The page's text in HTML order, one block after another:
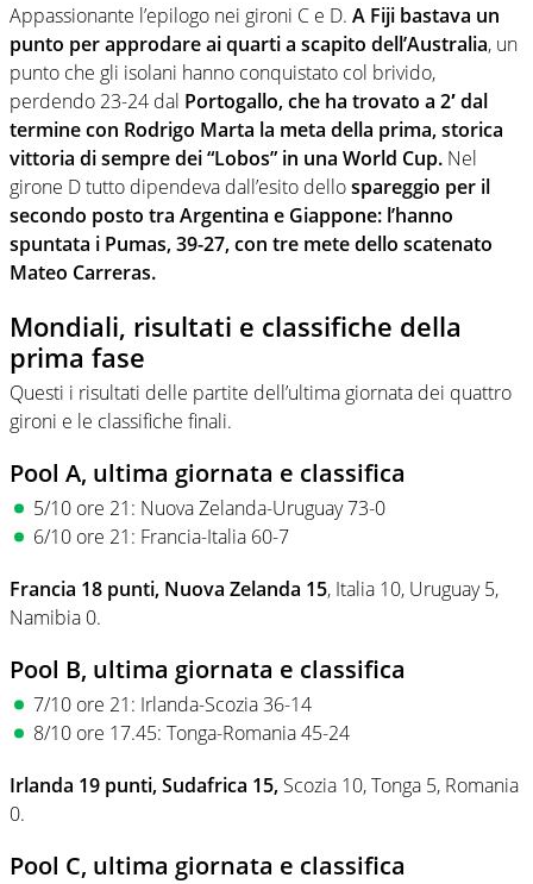
Appassionante l’epilogo nei gironi C e D. A Fiji bastava un
punto per approdare ai quarti a scapito dell’Australia, un
punto che gli isolani hanno conquistato col brivido,
perdendo 23-24 dal Portogallo, che ha trovato a 2′ dal
termine con Rodrigo Marta la meta della prima, storica
vittoria di sempre dei “Lobos” in una World Cup. Nel
girone D tutto dipendeva dall’esito dellospareggio per il
secondo posto tra Argentina e Giappone: l’hanno
spuntata i Pumas, 39-27, con tre mete dello scatenato
Mateo Carreras.
Mondiali, risultati e classifiche della
prima fase
Questi i risultati delle partite dell’ultima giornata dei quattro
gironi e le classifiche finali.
Pool A, ultima giornata e classifica
5/10 ore 21: Nuova Zelanda-Uruguay 73-0
6/10 ore 21: Francia-Italia 60-7
Francia 18 punti, Nuova Zelanda 15, Italia 10, Uruguay 5,
Namibia 0.
Pool B, ultima giornata e classifica
7/10 ore 21: Irlanda-Scozia 36-14
8/10 ore 17.45: Tonga-Romania 45-24
Irlanda 19 punti, Sudafrica 15, Scozia 10, Tonga 5, Romania
0.
Pool C, ultima giornata e classifica